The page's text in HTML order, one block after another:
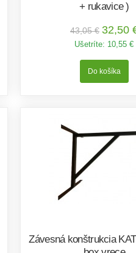
+ rukavice )
43,05 € 32,50
Ušetríte: 10,55 €
Závesná konštrukcia